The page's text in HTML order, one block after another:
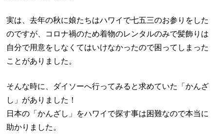
実は、去年の秋に娘たちはハワイで七五三のお参りをした
のですが、コロナ禍のため着物のレンタルのみで髪飾りは
自分で用意をしなくてはいけなかったので困ってしまった
ことがありました。
そんな時に、ダイソーへ行ってみると求めていた「かんざ
し」がありました！
日本の「かんざし」をハワイで探す事は困難なので本当に
助かりました。